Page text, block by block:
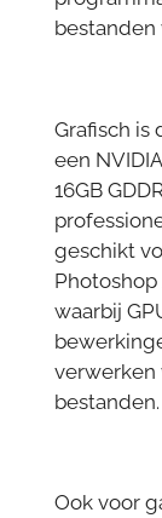
Grafisch is
een
16GB
geschikt
Photoshop
waarbij
verwerken
bestanden.
Ook voor